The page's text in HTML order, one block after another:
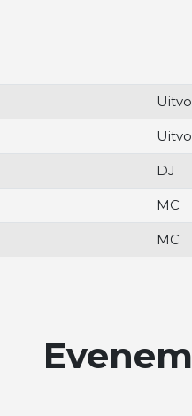
DJ
MC
MC